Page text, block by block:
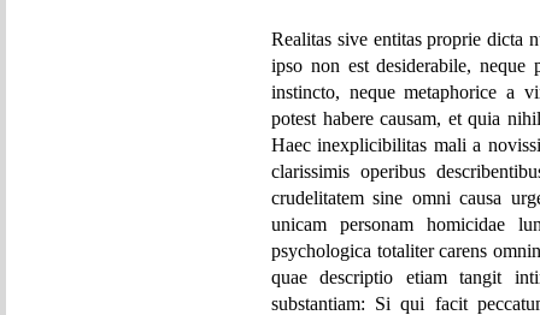
Realitas sive entitas proprie dicta
ipso non est desiderabile, neque
instincto, neque metaphorice a
potest habere causam, et quia
Haec inexplicibilitas mali a
clarissimis operibus
crudelitatem sine omni causa
unicam personam homicidae
psychologica totaliter carens
quae descriptio etiam tangit
substantiam: Si qui facit